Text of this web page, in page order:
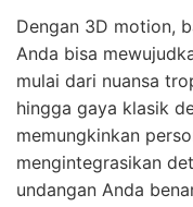
Dengan 3D motion,
Anda bisa
mulai dari nuansa
hingga gaya klasik
memungkinkan
mengintegrasikan
undangan Anda